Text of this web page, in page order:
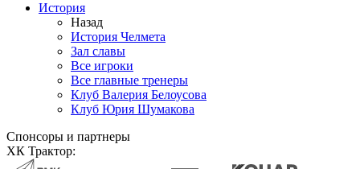
История
Назад
История Челмета
Зал славы
Все игроки
Все главные тренеры
Клуб Валерия Белоусова
Клуб Юрия Шумакова
Спонсоры и партнеры
ХК Трактор: